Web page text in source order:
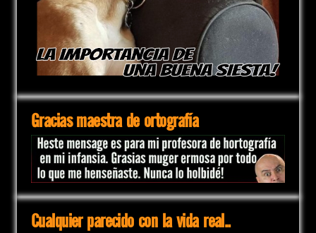
Gracias maestra de ortografía
Cualquier parecido con la vida real..